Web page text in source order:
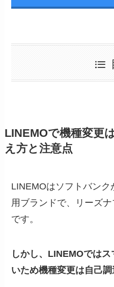
LINEMOで機種変更
え方と注意点
LINEMOはソフトバン
用ブランドで、リーズ
です。
しかし、LINEMOでは
いため機種変更は自己調